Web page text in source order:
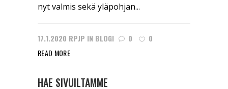
nyt valmis sekä yläpohjan...
17.1.2020 RPJP IN BLOGI 0
0
READ MORE
HAE SIVUILTAMME